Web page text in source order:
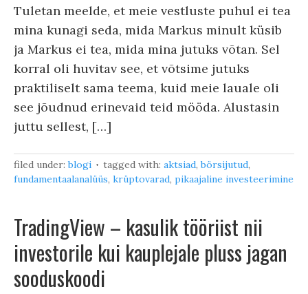
Tuletan meelde, et meie vestluste puhul ei tea
mina kunagi seda, mida Markus minult küsib
ja Markus ei tea, mida mina jutuks võtan. Sel
korral oli huvitav see, et võtsime jutuks
praktiliselt sama teema, kuid meie lauale oli
see jõudnud erinevaid teid mööda. Alustasin
juttu sellest, […]
filed under:blogi tagged with: aktsiad,börsijutud,
fundamentaalanalüüs, krüptovarad, pikaajaline investeerimine
TradingView – kasulik tööriist nii
investorile kui kauplejale pluss jagan
sooduskoodi